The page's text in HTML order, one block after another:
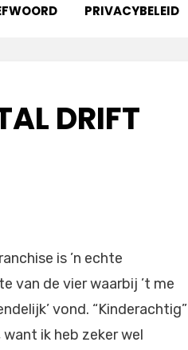
PRIVACYBELEID
DRIFT
is ’n echte
van de vier waarbij ’t me
vond. “Kinderachtig”
ik heb zeker wel